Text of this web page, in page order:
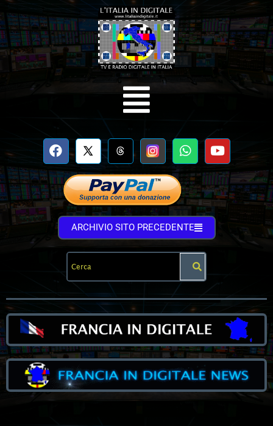
ARCHIVIO SITO PRECEDENTE